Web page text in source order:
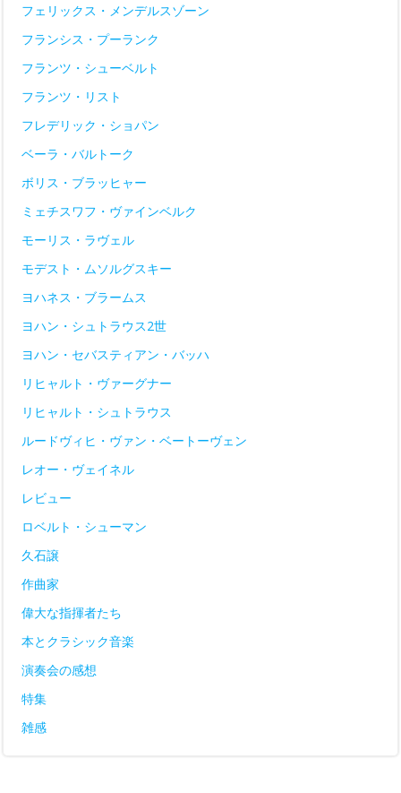
フェリックス・メンデルスゾーン
フランシス・プーランク
フランツ・シューベルト
フランツ・リスト
フレデリック・ショパン
ベーラ・バルトーク
ボリス・ブラッヒャー
ミェチスワフ・ヴァインベルク
モーリス・ラヴェル
モデスト・ムソルグスキー
ヨハネス・ブラームス
ヨハン・シュトラウス2世
ヨハン・セバスティアン・バッハ
リヒャルト・ヴァーグナー
リヒャルト・シュトラウス
ルードヴィヒ・ヴァン・ベートーヴェン
レオー・ヴェイネル
レビュー
ロベルト・シューマン
久石譲
作曲家
偉大な指揮者たち
本とクラシック音楽
演奏会の感想
特集
雑感